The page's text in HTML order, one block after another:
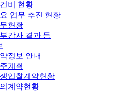
비 현황
업무 추진 현황
현황
감사 결과 등
정보 안내
계획
입찰계약현황
계약현황